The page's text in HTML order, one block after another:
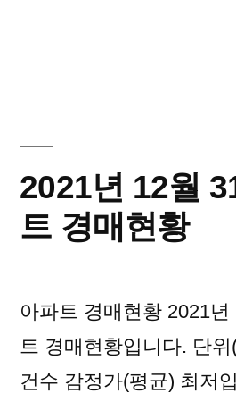
2021년 12월
트 경매현황
아파트 경매현황 2021
트 경매현황입니다. 단
건수 감정가(평균) 최저